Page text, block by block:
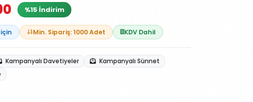
%15 İndirim
Min. Sipariş: 1000 Adet KDV Dahil
Kampanyalı Davetiyeler
Kampanyalı Sünnet